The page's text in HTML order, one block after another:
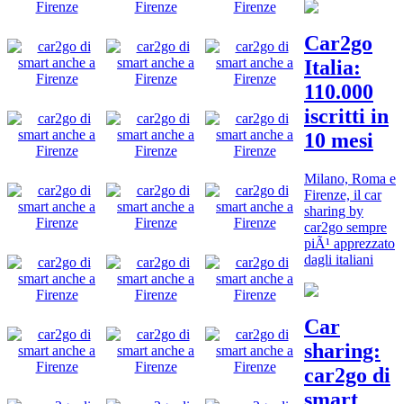
Car2go
Italia:
110.000
iscritti in
10 mesi
Milano, Roma e
Firenze, il car
sharing by
car2go sempre
piÃ¹ apprezzato
dagli italiani
Car
sharing:
car2go di